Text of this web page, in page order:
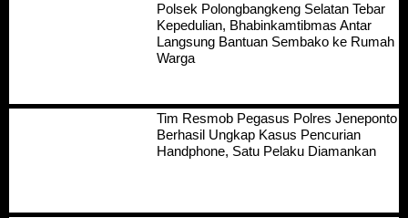
Polsek Polongbangkeng Selatan Tebar
Kepedulian, Bhabinkamtibmas Antar
Langsung Bantuan Sembako ke Rumah
Warga
Tim Resmob Pegasus Polres Jeneponto
Berhasil Ungkap Kasus Pencurian
Handphone, Satu Pelaku Diamankan